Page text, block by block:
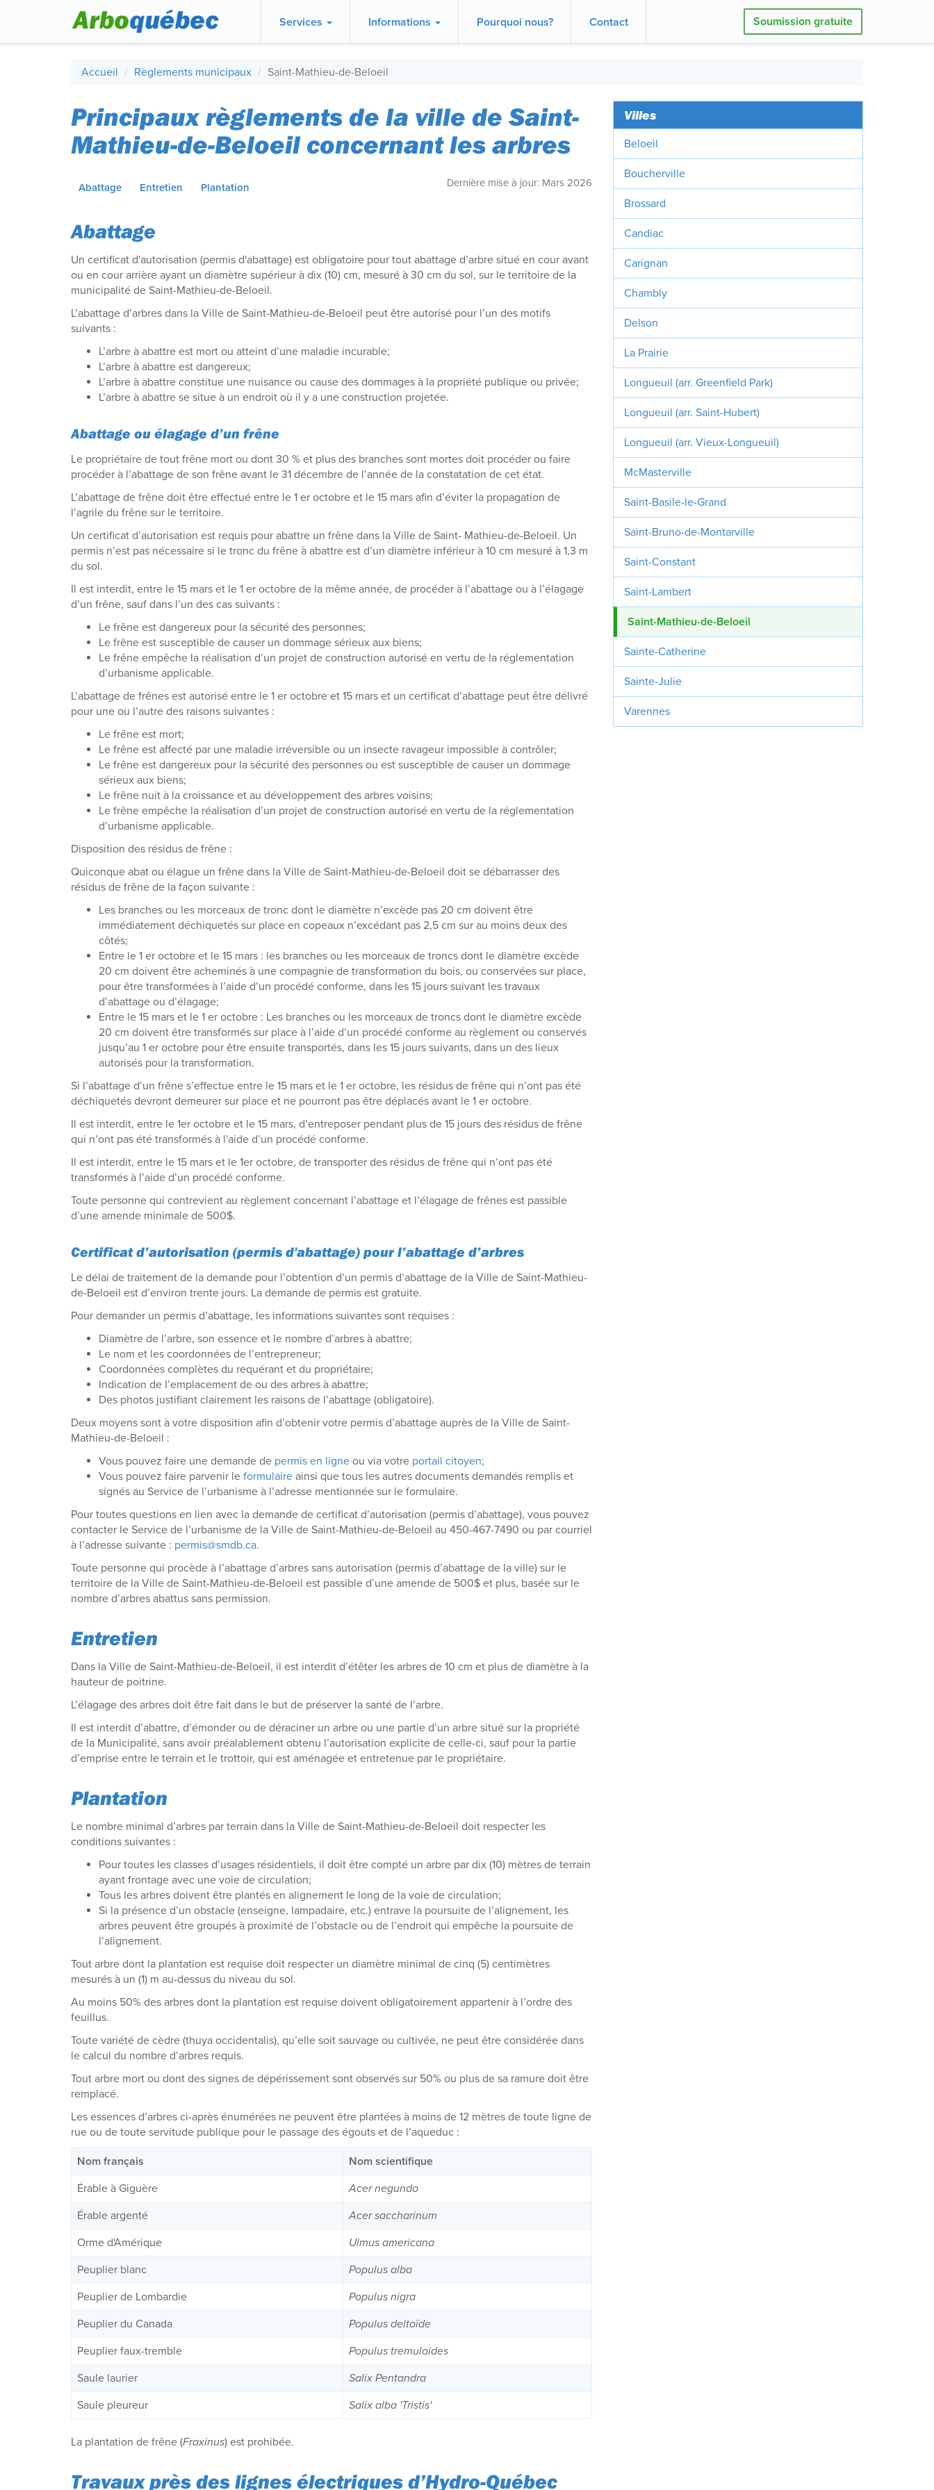
Soumission gratuite
Services Informations Pourquoi nous? Contact
Accueil Règlements municipaux Saint-Mathieu-de-Beloeil
Principaux règlements de la ville de Saint-
Mathieu-de-Beloeil concernant les arbres
Dernière mise à jour: Mars 2026
Abattage Entretien Plantation
Abattage
Un certificat d'autorisation (permis d'abattage) est obligatoire pour tout abattage d’arbre situé en cour avant
ou en cour arrière ayant un diamètre supérieur à dix (10) cm, mesuré à 30 cm du sol, sur le territoire de la
municipalité de Saint-Mathieu-de-Beloeil.
L’abattage d’arbres dans la Ville de Saint-Mathieu-de-Beloeil peut être autorisé pour l’un des motifs
suivants :
L’arbre à abattre est mort ou atteint d’une maladie incurable;
L’arbre à abattre est dangereux;
L’arbre à abattre constitue une nuisance ou cause des dommages à la propriété publique ou privée;
L’arbre à abattre se situe à un endroit où il y a une construction projetée.
Abattage ou élagage d’un frêne
Le propriétaire de tout frêne mort ou dont 30 % et plus des branches sont mortes doit procéder ou faire
procéder à l’abattage de son frêne avant le 31 décembre de l’année de la constatation de cet état.
L’abattage de frêne doit être effectué entre le 1 er octobre et le 15 mars afin d’éviter la propagation de
l’agrile du frêne sur le territoire.
Un certificat d’autorisation est requis pour abattre un frêne dans la Ville de Saint- Mathieu-de-Beloeil. Un
permis n’est pas nécessaire si le tronc du frêne à abattre est d’un diamètre inférieur à 10 cm mesuré à 1,3 m
du sol.
Il est interdit, entre le 15 mars et le 1 er octobre de la même année, de procéder à l’abattage ou à l’élagage
d’un frêne, sauf dans l’un des cas suivants :
Le frêne est dangereux pour la sécurité des personnes;
Le frêne est susceptible de causer un dommage sérieux aux biens;
Le frêne empêche la réalisation d’un projet de construction autorisé en vertu de la réglementation
d’urbanisme applicable.
L’abattage de frênes est autorisé entre le 1 er octobre et 15 mars et un certificat d’abattage peut être délivré
pour une ou l’autre des raisons suivantes :
Le frêne est mort;
Le frêne est affecté par une maladie irréversible ou un insecte ravageur impossible à contrôler;
Le frêne est dangereux pour la sécurité des personnes ou est susceptible de causer un dommage
sérieux aux biens;
Le frêne nuit à la croissance et au développement des arbres voisins;
Le frêne empêche la réalisation d’un projet de construction autorisé en vertu de la réglementation
d’urbanisme applicable.
Disposition des résidus de frêne :
Quiconque abat ou élague un frêne dans la Ville de Saint-Mathieu-de-Beloeil doit se débarrasser des
résidus de frêne de la façon suivante :
Les branches ou les morceaux de tronc dont le diamètre n’excède pas 20 cm doivent être
immédiatement déchiquetés sur place en copeaux n’excédant pas 2,5 cm sur au moins deux des
côtés;
Entre le 1 er octobre et le 15 mars : les branches ou les morceaux de troncs dont le diamètre excède
20 cm doivent être acheminés à une compagnie de transformation du bois, ou conservées sur place,
pour être transformées à l’aide d’un procédé conforme, dans les 15 jours suivant les travaux
d’abattage ou d’élagage;
Entre le 15 mars et le 1 er octobre : Les branches ou les morceaux de troncs dont le diamètre excède
20 cm doivent être transformés sur place à l’aide d’un procédé conforme au règlement ou conservés
jusqu’au 1 er octobre pour être ensuite transportés, dans les 15 jours suivants, dans un des lieux
autorisés pour la transformation.
Si l’abattage d’un frêne s’effectue entre le 15 mars et le 1 er octobre, les résidus de frêne qui n’ont pas été
déchiquetés devront demeurer sur place et ne pourront pas être déplacés avant le 1 er octobre.
Il est interdit, entre le 1er octobre et le 15 mars, d’entreposer pendant plus de 15 jours des résidus de frêne
qui n’ont pas été transformés à l'aide d’un procédé conforme.
Il est interdit, entre le 15 mars et le 1er octobre, de transporter des résidus de frêne qui n’ont pas été
transformés à l’aide d’un procédé conforme.
Toute personne qui contrevient au règlement concernant l’abattage et l’élagage de frênes est passible
d’une amende minimale de 500$.
Certificat d’autorisation (permis d'abattage) pour l’abattage d’arbres
Le délai de traitement de la demande pour l’obtention d’un permis d’abattage de la Ville de Saint-Mathieu-
de-Beloeil est d’environ trente jours. La demande de permis est gratuite.
Pour demander un permis d’abattage, les informations suivantes sont requises :
Diamètre de l’arbre, son essence et le nombre d’arbres à abattre;
Le nom et les coordonnées de l’entrepreneur;
Coordonnées complètes du requérant et du propriétaire;
Indication de l’emplacement de ou des arbres à abattre;
Des photos justifiant clairement les raisons de l’abattage (obligatoire).
Deux moyens sont à votre disposition afin d’obtenir votre permis d’abattage auprès de la Ville de Saint-
Mathieu-de-Beloeil :
Vous pouvez faire une demande de permis en ligne ou via votre portail citoyen;
Vous pouvez faire parvenir le formulaire ainsi que tous les autres documents demandés remplis et
signés au Service de l’urbanisme à l’adresse mentionnée sur le formulaire.
Pour toutes questions en lien avec la demande de certificat d’autorisation (permis d’abattage), vous pouvez
contacter le Service de l’urbanisme de la Ville de Saint-Mathieu-de-Beloeil au 450-467-7490 ou par courriel
à l’adresse suivante : permis@smdb.ca.
Toute personne qui procède à l’abattage d’arbres sans autorisation (permis d’abattage de la ville) sur le
territoire de la Ville de Saint-Mathieu-de-Beloeil est passible d’une amende de 500$ et plus, basée sur le
nombre d’arbres abattus sans permission.
Entretien
Dans la Ville de Saint-Mathieu-de-Beloeil, il est interdit d’étêter les arbres de 10 cm et plus de diamètre à la
hauteur de poitrine.
L’élagage des arbres doit être fait dans le but de préserver la santé de l’arbre.
Il est interdit d’abattre, d’émonder ou de déraciner un arbre ou une partie d’un arbre situé sur la propriété
de la Municipalité, sans avoir préalablement obtenu l’autorisation explicite de celle-ci, sauf pour la partie
d’emprise entre le terrain et le trottoir, qui est aménagée et entretenue par le propriétaire.
Plantation
Le nombre minimal d’arbres par terrain dans la Ville de Saint-Mathieu-de-Beloeil doit respecter les
conditions suivantes :
Pour toutes les classes d’usages résidentiels, il doit être compté un arbre par dix (10) mètres de terrain
ayant frontage avec une voie de circulation;
Tous les arbres doivent être plantés en alignement le long de la voie de circulation;
Si la présence d’un obstacle (enseigne, lampadaire, etc.) entrave la poursuite de l’alignement, les
arbres peuvent être groupés à proximité de l’obstacle ou de l’endroit qui empêche la poursuite de
l’alignement.
Tout arbre dont la plantation est requise doit respecter un diamètre minimal de cinq (5) centimètres
mesurés à un (1) m au-dessus du niveau du sol.
Au moins 50% des arbres dont la plantation est requise doivent obligatoirement appartenir à l’ordre des
feuillus.
Toute variété de cèdre (thuya occidentalis), qu’elle soit sauvage ou cultivée, ne peut être considérée dans
le calcul du nombre d’arbres requis.
Tout arbre mort ou dont des signes de dépérissement sont observés sur 50% ou plus de sa ramure doit être
remplacé.
Les essences d’arbres ci-après énumérées ne peuvent être plantées à moins de 12 mètres de toute ligne de
rue ou de toute servitude publique pour le passage des égouts et de l’aqueduc :
Nom français
Nom scientifique
Érable à Giguère
Acer negundo
Érable argenté
Acer saccharinum
Orme d'Amérique
Ulmus americana
Peuplier blanc
Populus alba
Peuplier de Lombardie
Populus nigra
Peuplier du Canada
Populus deltoïde
Peuplier faux-tremble
Populus tremuloides
Saule laurier
Salix Pentandra
Saule pleureur
Salix alba 'Tristis'
La plantation de frêne (Fraxinus) est prohibée.
Travaux près des lignes électriques d’Hydro-Québec
Villes
Beloeil
Boucherville
Brossard
Candiac
Carignan
Chambly
Delson
La Prairie
Longueuil (arr. Greenfield Park)
Longueuil (arr. Saint-Hubert)
Longueuil (arr. Vieux-Longueuil)
McMasterville
Saint-Basile-le-Grand
Saint-Bruno-de-Montarville
Saint-Constant
Saint-Lambert
Saint-Mathieu-de-Beloeil
Sainte-Catherine
Sainte-Julie
Varennes